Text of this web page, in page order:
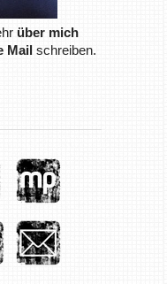
über mich
Mailschreiben.